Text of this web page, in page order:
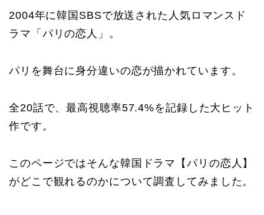
2004年に韓国SBSで放送された人気ロマンスド
ラマ「パリの恋人」。
パリを舞台に身分違いの恋が描かれています。
全20話で、最高視聴率57.4%を記録した大ヒット
作です。
このページではそんな韓国ドラマ【パリの恋人】
がどこで観れるのかについて調査してみました。